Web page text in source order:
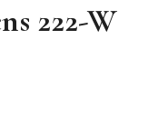
222-W